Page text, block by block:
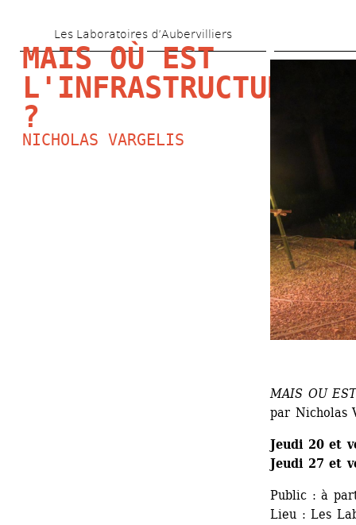
au
contenu
principal
Les Laboratoires d’Aubervilliers
MAIS OÙ EST
L'INFRASTRUCTURE
?
NICHOLAS VARGELIS
MAIS OU
par Nicholas
Jeudi 20 et
Jeudi 27 et
Public : à
Lieu : Les